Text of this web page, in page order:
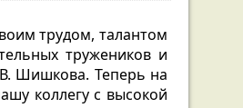
трудом, талантом
тружеников и
Шишкова. Теперь на
коллегу с высокой